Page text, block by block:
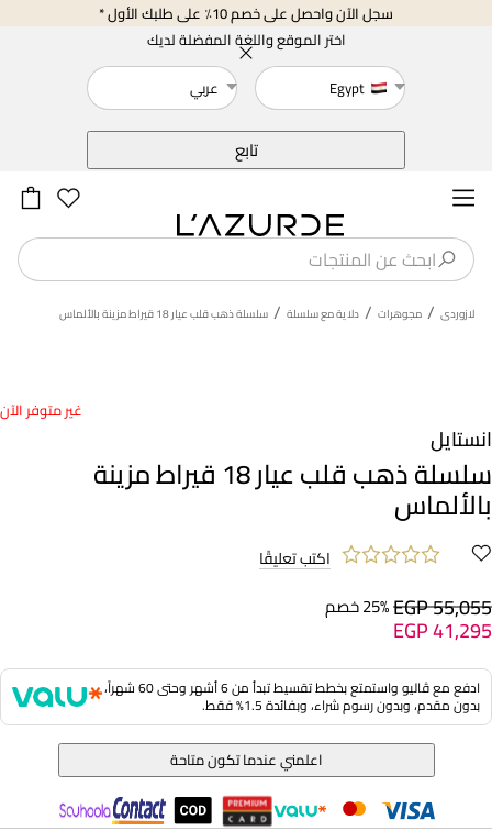
سجل الآن واحصل على خصم 10٪ على طلبك الأول *
اختر الموقع واللغة المفضلة لديك
Egypt
عربي
تابع
لازوردى / مجوهرات / دلاية مع سلسلة / سلسلة ذهب قلب عيار 18 قيراط مزينة بالألماس
غير متوفر الآن
انستايل
سلسلة ذهب قلب عيار 18 قيراط مزينة
بالألماس
اكتب تعليقًا
EGP 55,05525% خصم
EGP 41,295
ادفع مع ڤاليو واستمتع بخطط تقسيط تبدأ من 6 أشهر وحتى 60 شهراً،
بدون مقدم، وبدون رسوم شراء، وبفائدة 1.5% فقط.
اعلمني عندما تكون متاحة